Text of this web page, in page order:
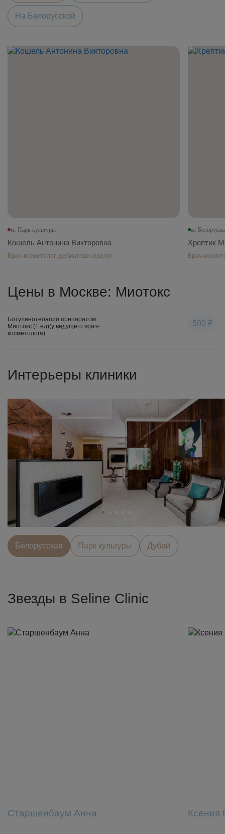
На Белорусской
м. Парк культуры
Кошель Антонина Викторовна
Врач-косметолог, дерматовенеролог
м.
Хрептик
Врач-
Цены в Москве: Миотокс
Ботулинотеоапия препаратом
Миотокс (1 ед)(у ведущего врач-
косметолога)
500 ₽
Интерьеры клиники
Белорусcкая Парк культуры Дубай
Звезды в Seline Clinic
Старшенбаум Анна Ксения